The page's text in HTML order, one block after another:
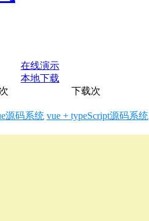
在线演示
本地下载
次 下载次
源码系统 vue + typeScript源码系统